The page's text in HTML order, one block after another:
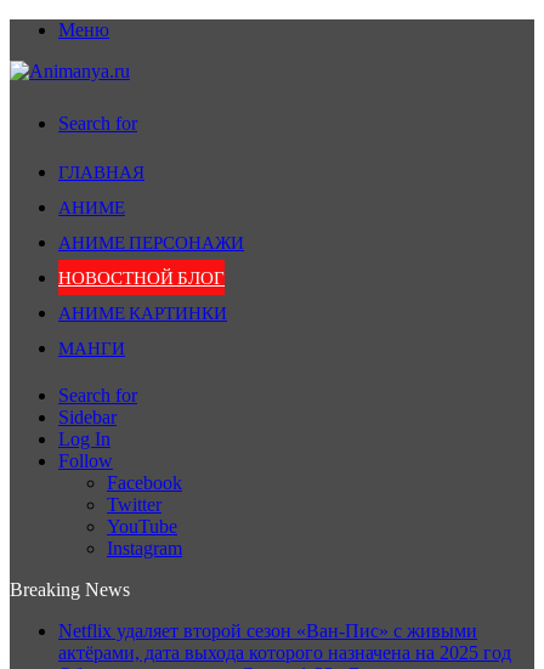
Меню
Search for
ГЛАВНАЯ
АНИМЕ
АНИМЕ ПЕРСОНАЖИ
НОВОСТНОЙ БЛОГ
АНИМЕ КАРТИНКИ
МАНГИ
Search for
Sidebar
Log In
Follow
Facebook
Twitter
YouTube
Instagram
Breaking News
Netflix удаляет второй сезон «Ван-Пис» с живыми
актёрами, дата выхода которого назначена на 2025 год